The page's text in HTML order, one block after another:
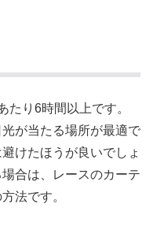
たり6時間以上です。
が当たる場所が最適で
けたほうが良いでしょ
合は、レースのカーテ
法です。